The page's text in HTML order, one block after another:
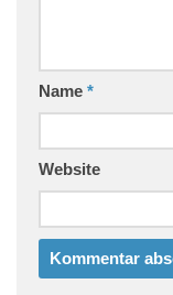
Name *
Website